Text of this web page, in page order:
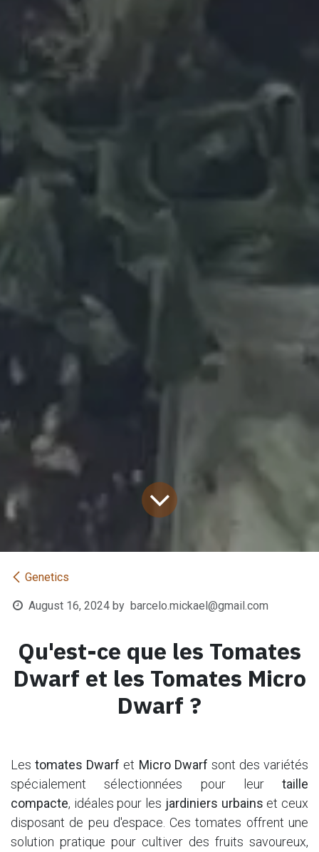
Genetics
August 16, 2024 by barcelo.mickael@gmail.com
Qu'est-ce que les Tomates
Dwarf et les Tomates Micro
Dwarf ?
Lestomates Dwarf et Micro Dwarf sont des variétés
spécialement sélectionnées pour leur taille
compacte, idéales pour les jardiniers urbains et ceux
disposant de peu d'espace. Ces tomates offrent une
solution pratique pour cultiver des fruits savoureux,